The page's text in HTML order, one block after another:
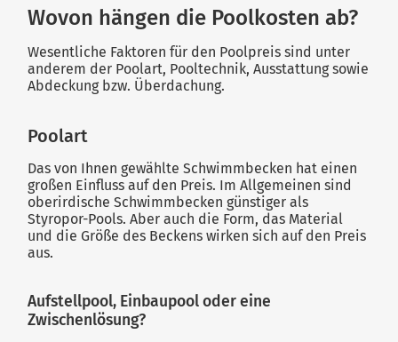
Wovon hängen die Poolkosten ab?
Wesentliche Faktoren für den Poolpreis sind unter
anderem der Poolart, Pooltechnik, Ausstattung sowie
Abdeckung bzw. Überdachung.
Poolart
Das von Ihnen gewählte Schwimmbecken hat einen
großen Einfluss auf den Preis. Im Allgemeinen sind
oberirdische Schwimmbecken günstiger als
Styropor-Pools. Aber auch die Form, das Material
und die Größe des Beckens wirken sich auf den Preis
aus.
Aufstellpool, Einbaupool oder eine
Zwischenlösung?